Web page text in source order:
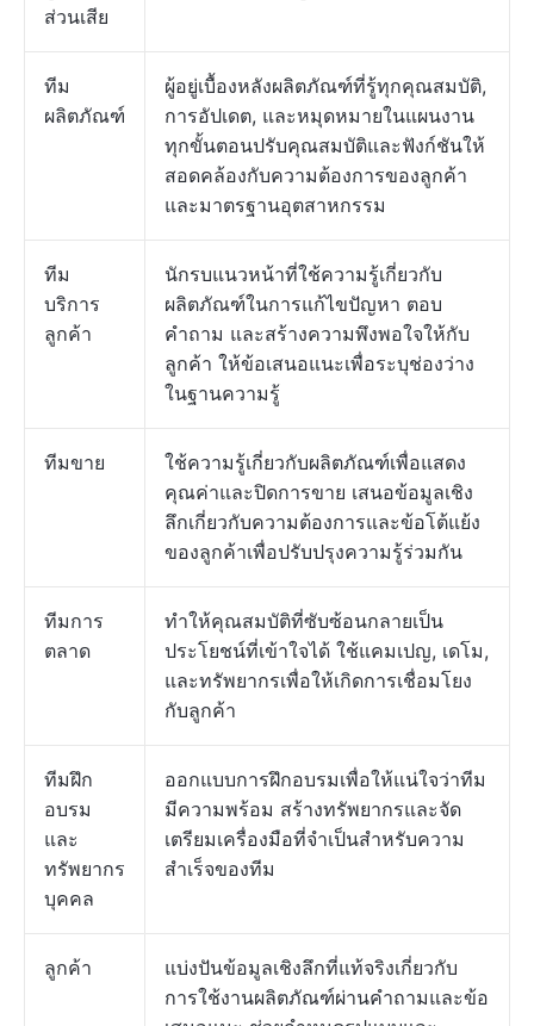
ส่วนเสีย
ทีม
ผลิตภัณฑ์
ผู้อยู่เบื้องหลังผลิตภัณฑ์ที่รู้ทุกคุณสมบัติ,
การอัปเดต, และหมุดหมายในแผนงาน
ทุกขั้นตอนปรับคุณสมบัติและฟังก์ชันให้
สอดคล้องกับความต้องการของลูกค้า
และมาตรฐานอุตสาหกรรม
ทีม
บริการ
ลูกค้า
นักรบแนวหน้าที่ใช้ความรู้เกี่ยวกับ
ผลิตภัณฑ์ในการแก้ไขปัญหา ตอบ
คำถาม และสร้างความพึงพอใจให้กับ
ลูกค้า ให้ข้อเสนอแนะเพื่อระบุช่องว่าง
ในฐานความรู้
ทีมขาย
ใช้ความรู้เกี่ยวกับผลิตภัณฑ์เพื่อแสดง
คุณค่าและปิดการขาย เสนอข้อมูลเชิง
ลึกเกี่ยวกับความต้องการและข้อโต้แย้ง
ของลูกค้าเพื่อปรับปรุงความรู้ร่วมกัน
ทีมการ
ตลาด
ทำให้คุณสมบัติที่ซับซ้อนกลายเป็น
ประโยชน์ที่เข้าใจได้ ใช้แคมเปญ, เดโม,
และทรัพยากรเพื่อให้เกิดการเชื่อมโยง
กับลูกค้า
ทีมฝึก
อบรม
และ
ทรัพยากร
บุคคล
ออกแบบการฝึกอบรมเพื่อให้แน่ใจว่าทีม
มีความพร้อม สร้างทรัพยากรและจัด
เตรียมเครื่องมือที่จำเป็นสำหรับความ
สำเร็จของทีม
ลูกค้า
แบ่งปันข้อมูลเชิงลึกที่แท้จริงเกี่ยวกับ
การใช้งานผลิตภัณฑ์ผ่านคำถามและข้อ